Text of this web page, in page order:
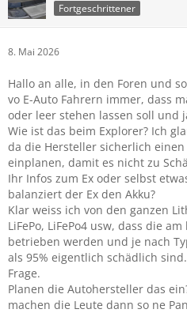
Fortgeschrittener
8. Mai 2026
Hallo an alle, in den Foren und
vo E-Auto Fahrern immer, dass
oder leer stehen lassen soll und
Wie ist das beim Explorer? Ich
da die Hersteller sicherlich
einplanen, damit es nicht zu
Ihr Infos zum Ex oder selbst
balanziert der Ex den Akku?
Klar weiss ich von den ganzen
LiFePo, LiFePo4 usw, dass die
betrieben werden und je nach
als 95% eigentlich schädlich
Frage.
Planen die Autohersteller das
machen die Leute dann so ne